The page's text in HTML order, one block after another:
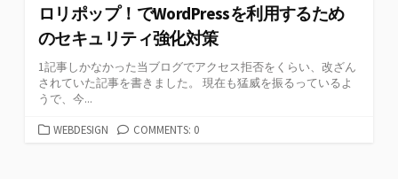
ロリポップ！でWordPressを利用するため
のセキュリティ強化対策
1記事しかなかった当ブログでアクセス拒否をくらい、改ざん
されていた記事を書きました。 現在も猛威を振るっているよ
うで、今...
カWEBDESIGN COMMENTS: 0